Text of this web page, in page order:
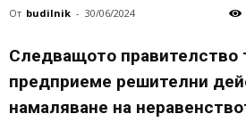
От budilnik - 30/06/2024
Следващото правителство
предприеме решителни
намаляване на